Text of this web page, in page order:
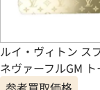
ルイ・ヴィトン ス
ネヴァーフルGM